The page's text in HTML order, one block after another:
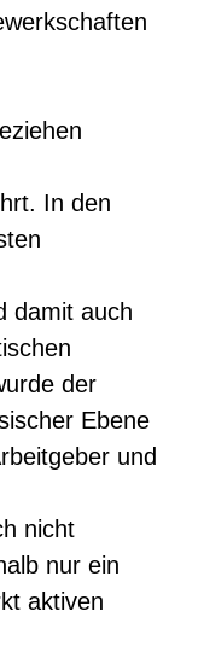
In den
damit auch
der
Ebene
und
nicht
nur ein
aktiven